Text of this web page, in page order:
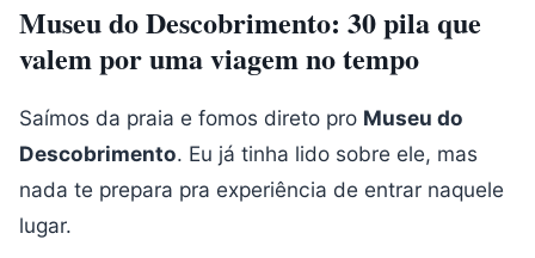
Museu do Descobrimento: 30 pila que
valem por uma viagem no tempo
Saímos da praia e fomos direto pro Museu do
Descobrimento. Eu já tinha lido sobre ele, mas
nada te prepara pra experiência de entrar naquele
lugar.